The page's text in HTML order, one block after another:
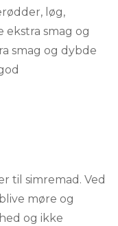
løg,
smag og
smag og dybde
til simremad. Ved
møre og
og ikke